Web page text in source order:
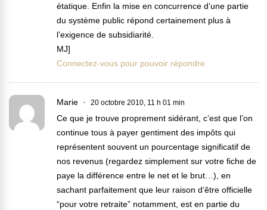
étatique. Enfin la mise en concurrence d’une partie
du système public répond certainement plus à
l’exigence de subsidiarité.
MJ]
Connectez-vous pour pouvoir répondre
Marie 20 octobre 2010, 11 h 01 min
Ce que je trouve proprement sidérant, c’est que l’on
continue tous à payer gentiment des impôts qui
représentent souvent un pourcentage significatif de
nos revenus (regardez simplement sur votre fiche de
paye la différence entre le net et le brut…), en
sachant parfaitement que leur raison d’être officielle
“pour votre retraite” notamment, est en partie du